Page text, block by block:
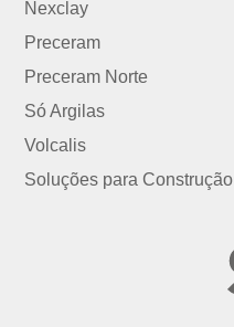
Nexclay
Preceram
Preceram Norte
Só Argilas
Volcalis
Soluções para Construção